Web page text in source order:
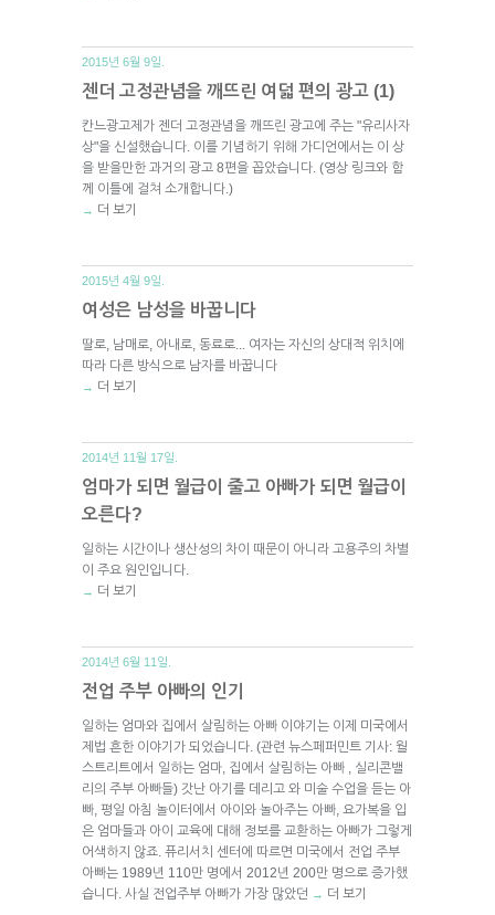
2015년 6월 9일.
젠더 고정관념을 깨뜨린 여덟 편의 광고 (1)
칸느광고제가 젠더 고정관념을 깨뜨린 광고에 주는 "유리사자
상"을 신설했습니다. 이를 기념하기 위해 가디언에서는 이 상
을 받을만한 과거의 광고 8편을 꼽았습니다. (영상 링크와 함
께 이틀에 걸쳐 소개합니다.)
→ 더 보기
2015년 4월 9일.
여성은 남성을 바꿉니다
딸로, 남매로, 아내로, 동료로... 여자는 자신의 상대적 위치에
따라 다른 방식으로 남자를 바꿉니다
→ 더 보기
2014년 11월 17일.
엄마가 되면 월급이 줄고 아빠가 되면 월급이
오른다?
일하는 시간이나 생산성의 차이 때문이 아니라 고용주의 차별
이 주요 원인입니다.
→ 더 보기
2014년 6월 11일.
전업 주부 아빠의 인기
일하는 엄마와 집에서 살림하는 아빠 이야기는 이제 미국에서
제법 흔한 이야기가 되었습니다. (관련 뉴스페퍼민트 기사: 월
스트리트에서 일하는 엄마, 집에서 살림하는 아빠 , 실리콘밸
리의 주부 아빠들) 갓난 아기를 데리고 와 미술 수업을 듣는 아
빠, 평일 아침 놀이터에서 아이와 놀아주는 아빠, 요가복을 입
은 엄마들과 아이 교육에 대해 정보를 교환하는 아빠가 그렇게
어색하지 않죠. 퓨리서치 센터에 따르면 미국에서 전업 주부
아빠는 1989년 110만 명에서 2012년 200만 명으로 증가했
습니다. 사실 전업주부 아빠가 가장 많았던 → 더 보기